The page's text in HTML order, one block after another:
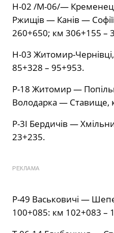
Н-02 /М-06/—
Ржищів — Канів —
260+650; км 306+155 –
Н-03 Житомир-
85+328 – 95+953.
Р-18 Житомир —
Володарка — Ставище,
Р-3І Бердичів —
23+235.
РЕКЛАМА
Р-49 Васьковичі —
100+085: км 102+083 –